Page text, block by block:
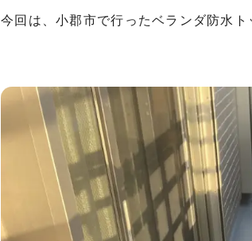
今回は、小郡市で行ったベランダ防水